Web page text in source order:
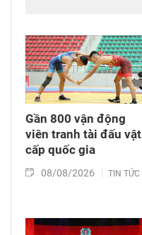
chung tại nước Nga.
Gần 800 vận động
viên tranh tài đấu vật
cấp quốc gia
08/08/2026 TIN TỨC